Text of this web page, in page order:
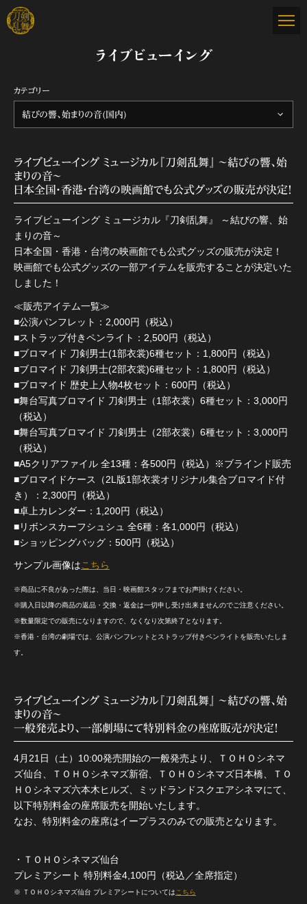
ライブビューイング
カテゴリー
結びの響、始まりの音(国内)
ライブビューイング ミュージカル『刀剣乱舞』 ～結びの響、始
まりの音～
日本全国・香港・台湾の映画館でも公式グッズの販売が決定！
ライブビューイング ミュージカル『刀剣乱舞』 ～結びの響、始
まりの音～
日本全国・香港・台湾の映画館でも公式グッズの販売が決定！
映画館でも公式グッズの一部アイテムを販売することが決定いた
しました！
≪販売アイテム一覧≫
■公演パンフレット：2,000円（税込）
■ストラップ付きペンライト：2,500円（税込）
■ブロマイド 刀剣男士(1部衣裳)6種セット：1,800円（税込）
■ブロマイド 刀剣男士(2部衣裳)6種セット：1,800円（税込）
■ブロマイド 歴史上人物4枚セット：600円（税込）
■舞台写真ブロマイド 刀剣男士（1部衣裳）6種セット：3,000円
（税込）
■舞台写真ブロマイド 刀剣男士（2部衣裳）6種セット：3,000円
（税込）
■A5クリアファイル 全13種：各500円（税込）※ブラインド販売
■ブロマイドケース（2L版1部衣裳オリジナル集合ブロマイド付
き）：2,300円（税込）
■卓上カレンダー：1,200円（税込）
■リボンスカーフシュシュ 全6種：各1,000円（税込）
■ショッピングバッグ：500円（税込）
サンプル画像はこちら
※商品に不良があった際は、当日・映画館スタッフまでお声掛けください。
※購入日以降の商品の返品・交換・返金は一切申し受け出来ませんのでご注意ください。
※数量限定での販売になりますので、なくなり次第終了となります。
※香港・台湾の劇場では、公演パンフレットとストラップ付きペンライトを販売いたしま
す。
ライブビューイング ミュージカル『刀剣乱舞』 ～結びの響、始
まりの音～
一般発売より、一部劇場にて特別料金の座席販売が決定！
4月21日（土）10:00発売開始の一般発売より、ＴＯＨＯシネマ
ズ仙台、ＴＯＨＯシネマズ新宿、ＴＯＨＯシネマズ日本橋、ＴＯ
ＨＯシネマズ六本木ヒルズ、ミッドランドスクエアシネマにて、
以下特別料金の座席販売を開始いたします。
なお、特別料金の座席はイープラスのみでの販売となります。
・ＴＯＨＯシネマズ仙台
プレミアシート 特別料金4,100円（税込／全席指定）
※ ＴＯＨＯシネマズ仙台 プレミアシートについては こちら